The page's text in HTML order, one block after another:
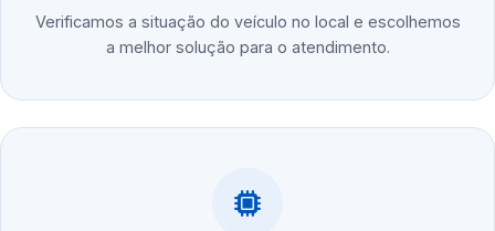
Verificamos a situação do veículo no local e escolhemos
a melhor solução para o atendimento.